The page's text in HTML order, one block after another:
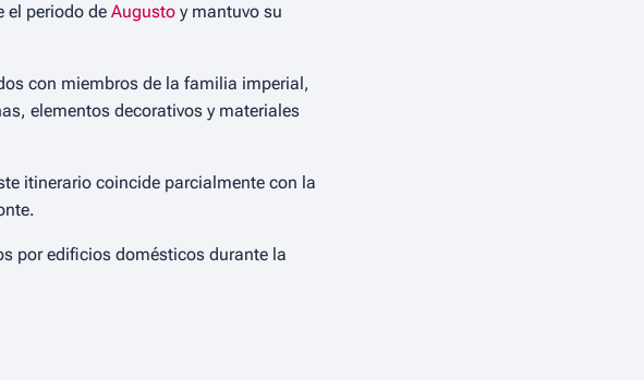
el periodo de Augusto y mantuvo su
con miembros de la familia imperial,
elementos decorativos y materiales
itinerario coincide parcialmente con la
por edificios domésticos durante la